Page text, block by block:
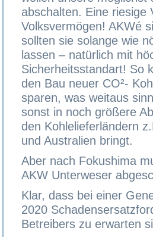
abschalten. Eine riesige
Volksvermögen! AKWé
sollten sie solange wie
lassen – natürlich mit
Sicherheitsstandart! So
den Bau neuer CO²-
sparen, was weitaus
sonst in noch größere
den Kohlelieferländern
und Australien bringt.
Aber nach Fokushima
AKW Unterweser
Klar, dass bei einer
2020
Betreibers zu erwarten